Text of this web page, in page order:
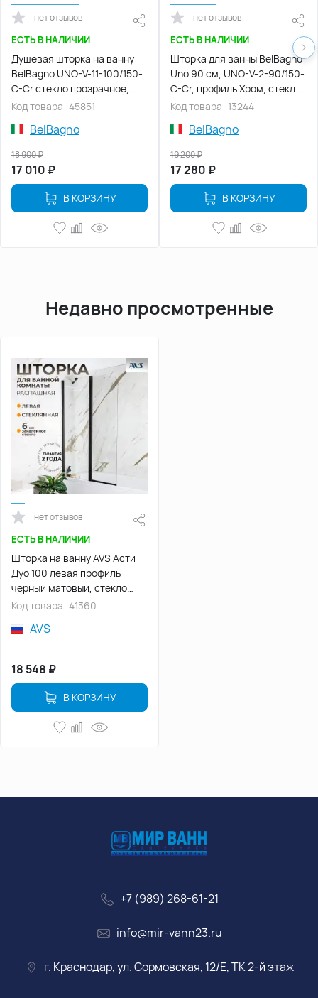
нет отзывов
ЕСТЬ В НАЛИЧИИ
Душевая шторка на ванну
BelBagno UNO-V-11-100/150-
C-Cr стекло прозрачное,
профиль Хром
Код товара 45851
BelBagno
17 010 ₽
18 900₽
В КОРЗИНУ
нет отзывов
ЕСТЬ В НАЛИЧИИ
Шторка для ванны BelBagno
Uno 90 см, UNO-V-2-90/150-
C-Cr, профиль Хром, стекло
Прозрачное
Код товара 13244
BelBagno
17 280 ₽
19 200₽
В КОРЗИНУ
Недавно просмотренные
нет отзывов
ЕСТЬ В НАЛИЧИИ
Шторка на ванну AVS Асти
Дуо 100 левая профиль
черный матовый, стекло
прозрачное, 803-0016-150-
Код товара 41360
AVS
18 548 ₽
В КОРЗИНУ
+7 (989) 268-61-21
info@mir-vann23.ru
г. Краснодар, ул. Сормовская, 12/Е, ТК 2-й этаж